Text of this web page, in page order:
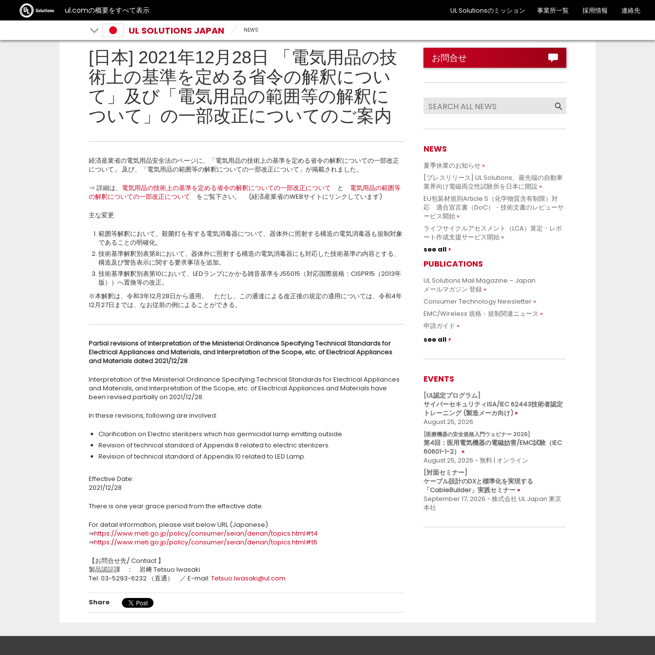
ul.comの概要をすべて表示 UL Solutionsのミッション 事業所一覧 採用情報 連絡先
UL SOLUTIONS JAPAN NEWS
[日本] 2021年12月28日 「電気用品の技
術上の基準を定める省令の解釈につい
て」及び「電気用品の範囲等の解釈に
ついて」の一部改正についてのご案内
経済産業省の電気用品安全法のページに、「電気用品の技術上の基準を定める省令の解釈についての一部改正
について」 及び、「電気用品の範囲等の解釈についての一部改正について」が掲載されました。
⇒ 詳細は、 電気用品の技術上の基準を定める省令の解釈についての一部改正について と 電気用品の範囲等
の解釈についての一部改正について をご覧下さい。 (経済産業省のWEBサイトにリンクしています)
主な変更:
範囲等解釈において、殺菌灯を有する電気消毒器について、器体外に照射する構造の電気消毒器も規制対象
であることの明確化。
技術基準解釈別表第8において、器体外に照射する構造の電気消毒器にも対応した技術基準の内容とする、
構造及び警告表示に関する要求事項を追加。
技術基準解釈別表第10において、LEDランプにかかる雑音基準をJ55015（対応国際規格：CISPR15（2013年
版））へ置換等の改正。
※本解釈は、令和3年12月28日から適用。 ただし、この通達による改正後の規定の適用については、令和4年
12月27日までは、なお従前の例によることができる。
Partial revisions of Interpretation of the Ministerial Ordinance Specifying Technical Standards for
Electrical Appliances and Materials, and Interpretation of the Scope, etc. of Electrical Appliances
and Materials dated 2021/12/28
Interpretation of the Ministerial Ordinance Specifying Technical Standards for Electrical Appliances
and Materials, and Interpretation of the Scope, etc. of Electrical Appliances and Materials have
been revised partially on 2021/12/28.
In these revisions, following are involved:
Clarification on Electric sterilizers which has germicidal lamp emitting outside.
Revision of technical standard of Appendix 8 related to electric sterilizers.
Revision of technical standard of Appendix 10 related to LED Lamp.
Effective Date:
2021/12/28
There is one year grace period from the effective date.
For detail information, please visit below URL (Japanese).
⇒https://www.meti.go.jp/policy/consumer/seian/denan/topics.html#t4
⇒https://www.meti.go.jp/policy/consumer/seian/denan/topics.html#t6
【お問合せ先/ Contact 】
製品認証課 ： 岩﨑 Tetsuo Iwasaki
Tel: 03-5293-6232 （直通） ／ E-mail: Tetsuo.Iwasaki@ul.com
Share
お問合せ
NEWS
夏季休業のお知らせ
[プレスリリース] UL Solutions、最先端の自動車
業界向け電磁両立性試験所を日本に開設
EU包装材規則Article 5（化学物質含有制限）対
応 適合宣言書（DoC）・技術文書のレビューサ
ービス開始
ライフサイクルアセスメント（LCA）算定・レポ
ート作成支援サービス開始
see all
PUBLICATIONS
UL Solutions Mail Magazine – Japan
メールマガジン 登録
Consumer Technology Newsletter
EMC/Wireless 規格・規制関連ニュース
申請ガイド
see all
EVENTS
[UL認定プログラム]
サイバーセキュリティISA/IEC 62443技術者認定
トレーニング (製造メーカ向け)
August 25, 2026
[医療機器の安全規格入門ウェビナー 2026]
第4回：医用電気機器の電磁妨害/EMC試験（IEC
60601-1-2）
August 25, 2026 - 無料 | オンライン
[対面セミナー]
ケーブル設計のDXと標準化を実現する
「CableBuilder」実践セミナー
September 17, 2026 - 株式会社 UL Japan 東京
本社